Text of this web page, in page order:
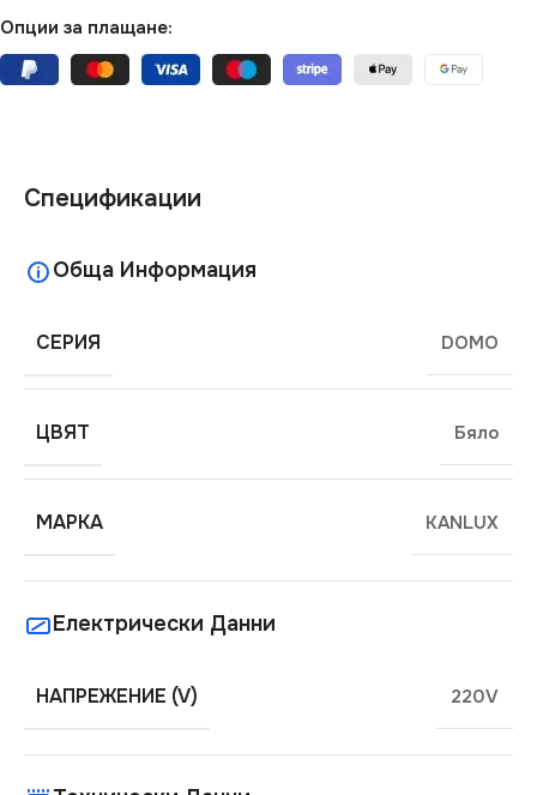
Опции за плащане:
Спецификации
Обща Информация
СЕРИЯ DOMO
ЦВЯТ Бяло
МАРКА KANLUX
Електрически Данни
НАПРЕЖЕНИЕ (V) 220V